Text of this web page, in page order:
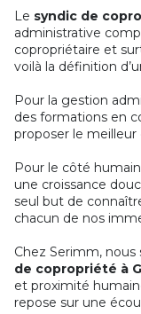
Le syndic de
administrative
copropriétaire et
voilà la définition
Pour la gestion
des formations en
proposer le
Pour le côté
une croissance
seul but de
chacun de nos
Chez Serimm, nous
de copropriété à
et proximité
repose sur une